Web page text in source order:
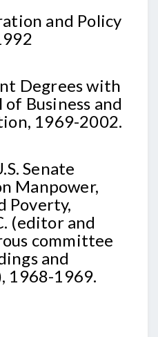
and Policy
Degrees with
Business and
1969-2002.
Senate
Manpower,
Poverty,
(editor and
committee
and
1968-1969.